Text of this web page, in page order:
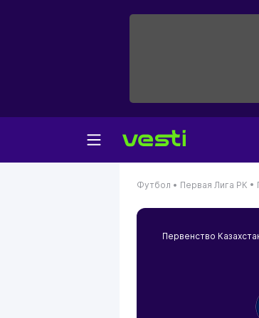
Футбол • Первая Лига РК •
Первенство